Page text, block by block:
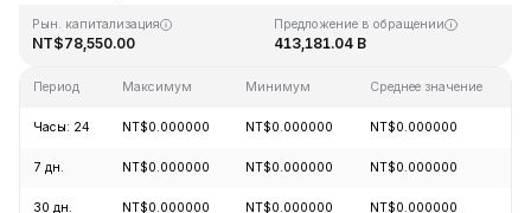
Рын. капитализация
NT$78,550.00
Предложение в обращении
413,181.04 B
Период Максимум Минимум Среднее значение
Часы: 24 NT$0.000000 NT$0.000000 NT$0.000000
7 дн. NT$0.000000 NT$0.000000 NT$0.000000
30 дн. NT$0.000000 NT$0.000000 NT$0.000000